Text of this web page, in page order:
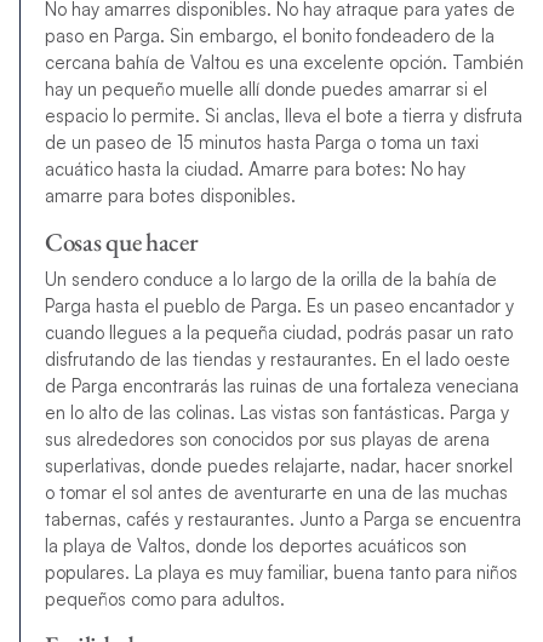
No hay amarres disponibles. No hay atraque para yates de
paso en Parga. Sin embargo, el bonito fondeadero de la
cercana bahía de Valtou es una excelente opción. También
hay un pequeño muelle allí donde puedes amarrar si el
espacio lo permite. Si anclas, lleva el bote a tierra y disfruta
de un paseo de 15 minutos hasta Parga o toma un taxi
acuático hasta la ciudad. Amarre para botes: No hay
amarre para botes disponibles.
Cosas que hacer
Un sendero conduce a lo largo de la orilla de la bahía de
Parga hasta el pueblo de Parga. Es un paseo encantador y
cuando llegues a la pequeña ciudad, podrás pasar un rato
disfrutando de las tiendas y restaurantes. En el lado oeste
de Parga encontrarás las ruinas de una fortaleza veneciana
en lo alto de las colinas. Las vistas son fantásticas. Parga y
sus alrededores son conocidos por sus playas de arena
superlativas, donde puedes relajarte, nadar, hacer snorkel
o tomar el sol antes de aventurarte en una de las muchas
tabernas, cafés y restaurantes. Junto a Parga se encuentra
la playa de Valtos, donde los deportes acuáticos son
populares. La playa es muy familiar, buena tanto para niños
pequeños como para adultos.